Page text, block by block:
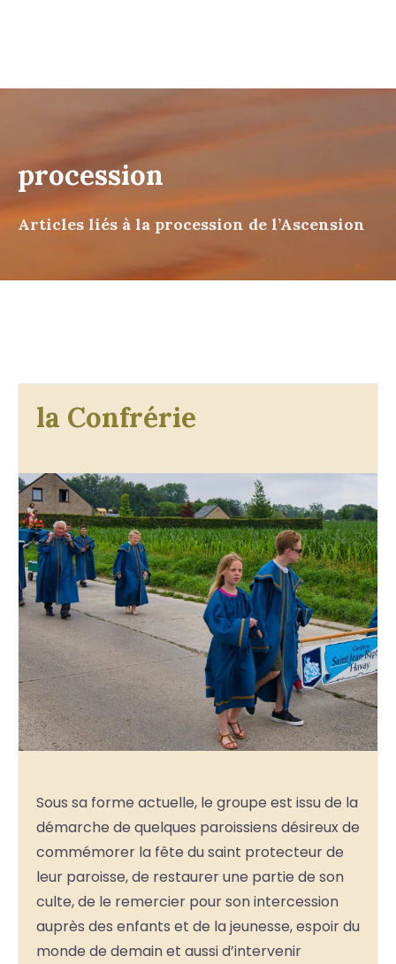
procession
Articles liés à la procession de l’Ascension
la Confrérie
Sous sa forme actuelle, le groupe est issu de la
démarche de quelques paroissiens désireux de
commémorer la fête du saint protecteur de
leur paroisse, de restaurer une partie de son
culte, de le remercier pour son intercession
auprès des enfants et de la jeunesse, espoir du
monde de demain et aussi d’intervenir